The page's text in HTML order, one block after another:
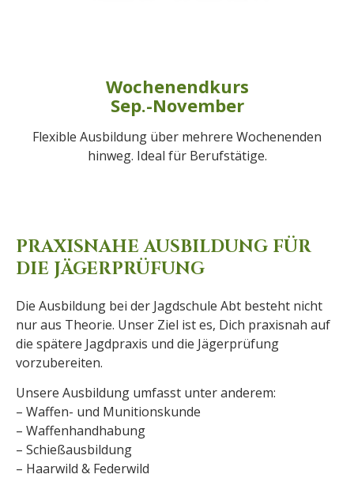
Wochenendkurs
Sep.-November
Flexible Ausbildung über mehrere Wochenenden
hinweg. Ideal für Berufstätige.
PRAXISNAHE AUSBILDUNG FÜR
DIE JÄGERPRÜFUNG
Die Ausbildung bei der Jagdschule Abt besteht nicht
nur aus Theorie. Unser Ziel ist es, Dich praxisnah auf
die spätere Jagdpraxis und die Jägerprüfung
vorzubereiten.
Unsere Ausbildung umfasst unter anderem:
– Waffen- und Munitionskunde
– Waffenhandhabung
– Schießausbildung
– Haarwild & Federwild